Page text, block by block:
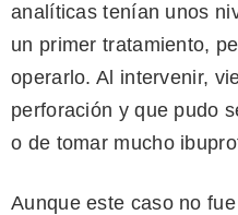
analíticas tenían unos
un primer tratamiento,
operarlo. Al intervenir,
perforación y que pudo
o de tomar mucho
Aunque este caso no